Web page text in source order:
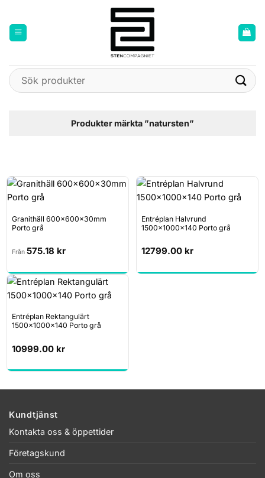
content
Sök
efter:
Produkter märkta ”natursten”
Granithäll 600x600x30mm
Porto grå
Från 575.18 kr
Entréplan Halvrund
1500x1000x140 Porto grå
12799.00 kr
Entréplan Rektangulärt
1500x1000x140 Porto grå
10999.00 kr
Kundtjänst
Kontakta oss & öppettider
Företagskund
Om oss